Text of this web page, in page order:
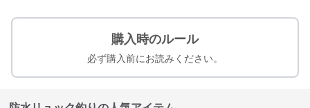
購入時のルール
必ず購入前にお読みください。